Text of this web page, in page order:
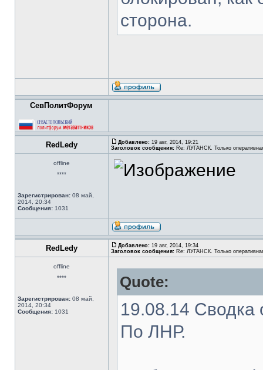
сторона.
СевПолитФорум
RedLedy Добавлено: 19 авг, 2014, 19:21
Заголовок сообщения: Re: ЛУГАНСК. Только
offline
****
Зарегистрирован: 08 май,
2014, 20:34
Сообщения: 1031
RedLedy Добавлено: 19 авг, 2014, 19:34
Заголовок сообщения: Re: ЛУГАНСК. Только
offline
****
Зарегистрирован: 08 май,
2014, 20:34
Сообщения: 1031
Quote:
19.08.14 Сводка
По ЛНР.